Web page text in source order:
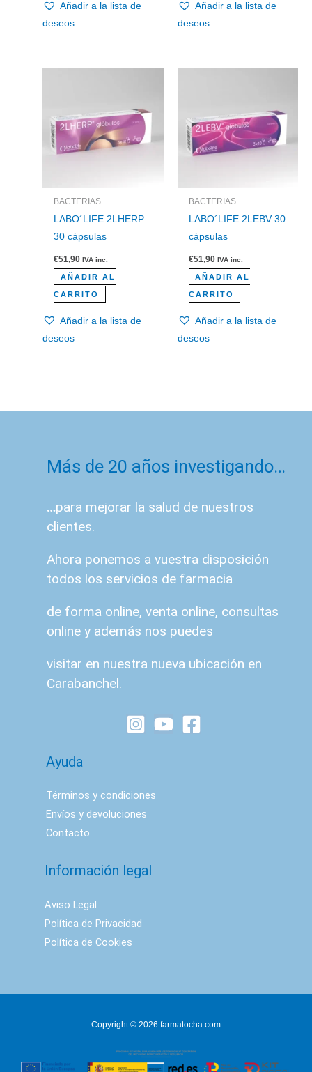
Añadir a la lista de
deseos
Añadir a la lista de
deseos
BACTERIAS
LABO´LIFE 2LHERP
30 cápsulas
€51,90 IVA inc.
AÑADIR AL
CARRITO
Añadir a la lista de
deseos
BACTERIAS
LABO´LIFE 2LEBV 30
cápsulas
€51,90 IVA inc.
AÑADIR AL
CARRITO
Añadir a la lista de
deseos
Más de 20 años investigando…
…para mejorar la salud de nuestros
clientes.
Ahora ponemos a vuestra disposición
todos los servicios de farmacia
de forma online, venta online, consultas
online y además nos puedes
visitar en nuestra nueva ubicación en
Carabanchel.
Ayuda
Términos y condiciones
Envíos y devoluciones
Contacto
Información legal
Aviso Legal
Política de Privacidad
Política de Cookies
Copyright © 2026 farmatocha.com